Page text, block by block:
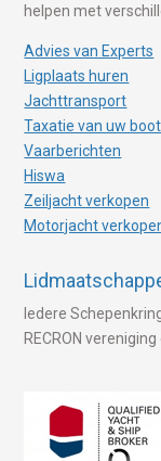
helpen met
Advies van Experts
Ligplaats huren
Jachttransport
Taxatie van uw boot
Vaarberichten
Hiswa
Zeiljacht verkopen
Motorjacht
Iedere
RECRON